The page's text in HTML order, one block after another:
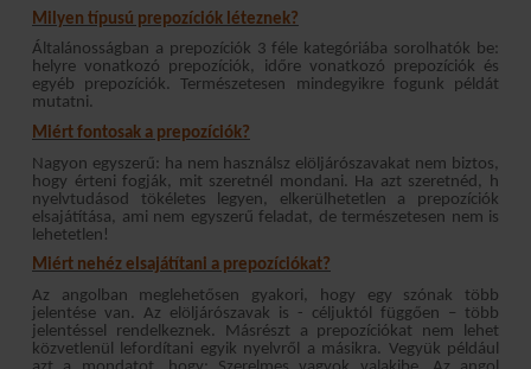
Milyen típusú prepozíciók léteznek?
Általánosságban a prepozíciók 3 féle kategóriába sorolhatók be:
helyre vonatkozó prepozíciók, időre vonatkozó prepozíciók és
egyéb prepozíciók. Természetesen mindegyikre fogunk példát
mutatni.
Miért fontosak a prepozíciók?
Nagyon egyszerű: ha nem használsz elöljárószavakat nem biztos,
hogy érteni fogják, mit szeretnél mondani. Ha azt szeretnéd, h
nyelvtudásod tökéletes legyen, elkerülhetetlen a prepozíciók
elsajátítása, ami nem egyszerű feladat, de természetesen nem is
lehetetlen!
Miért nehéz elsajátítani a prepozíciókat?
Az angolban meglehetősen gyakori, hogy egy szónak több
jelentése van. Az elöljárószavak is - céljuktól függően – több
jelentéssel rendelkeznek. Másrészt a prepozíciókat nem lehet
közvetlenül lefordítani egyik nyelvről a másikra. Vegyük például